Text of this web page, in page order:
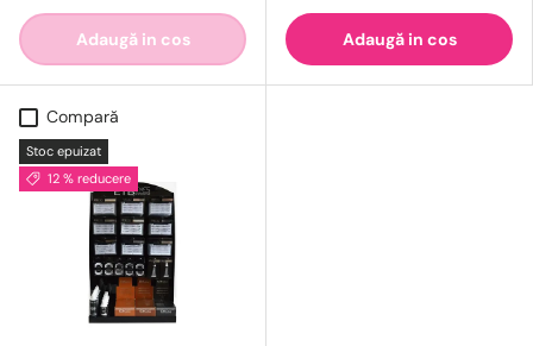
Adaugă in cos Adaugă in cos
Compară
Stoc epuizat
12 % reducere